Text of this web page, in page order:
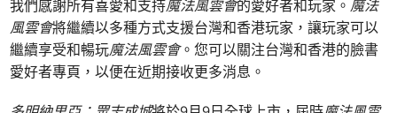
我們感謝所有喜愛和支持魔法風雲會的愛好者和玩家。 魔法
風雲會將繼續以多種方式支援台灣和香港玩家，讓玩家可以
繼續享受和暢玩魔法風雲會。您可以關注台灣和香港的臉書
愛好者專頁，以便在近期接收更多消息。